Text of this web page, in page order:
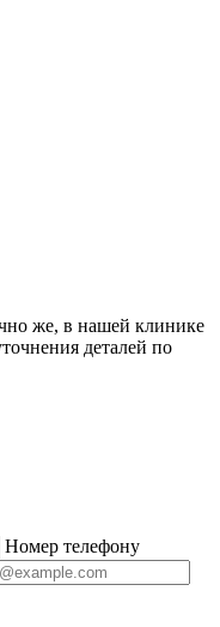
же, в нашей клинике
деталей по
Номер телефону